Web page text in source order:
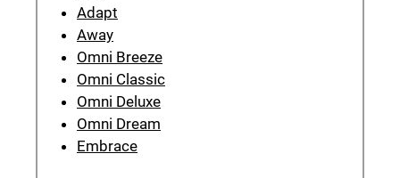
Adapt
Away
Omni Breeze
Omni Classic
Omni Deluxe
Omni Dream
Embrace